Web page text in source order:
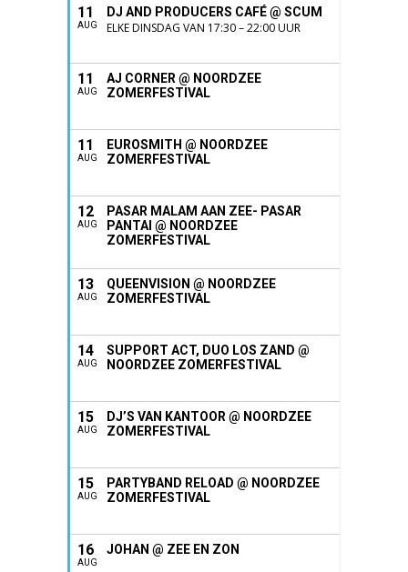
11
AUG
DJ AND PRODUCERS CAFÉ @ SCUM
ELKE DINSDAG VAN 17:30 – 22:00 UUR
11
AUG
AJ CORNER @ NOORDZEE
ZOMERFESTIVAL
11
AUG
EUROSMITH @ NOORDZEE
ZOMERFESTIVAL
12
AUG
PASAR MALAM AAN ZEE- PASAR
PANTAI @ NOORDZEE
ZOMERFESTIVAL
13
AUG
QUEENVISION @ NOORDZEE
ZOMERFESTIVAL
14
AUG
SUPPORT ACT, DUO LOS ZAND @
NOORDZEE ZOMERFESTIVAL
15
AUG
DJ’S VAN KANTOOR @ NOORDZEE
ZOMERFESTIVAL
15
AUG
PARTYBAND RELOAD @ NOORDZEE
ZOMERFESTIVAL
16
AUG
JOHAN @ ZEE EN ZON